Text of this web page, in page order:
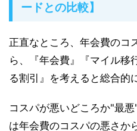
ードとの比較】
正直なところ、年会費のコ
ら、『年会費』『マイル移
る割引』を考えると総合的
コスパが悪いどころか"最
は年会費のコスパの悪さか